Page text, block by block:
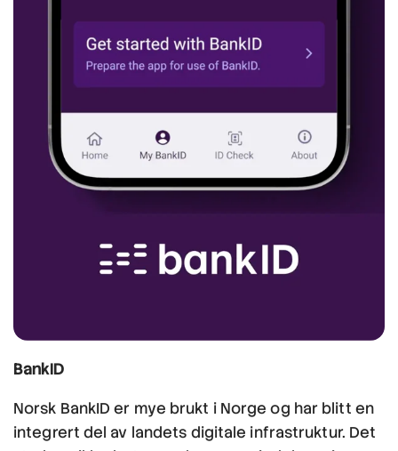
BankID
Norsk BankID er mye brukt i Norge og har blitt en
integrert del av landets digitale infrastruktur. Det